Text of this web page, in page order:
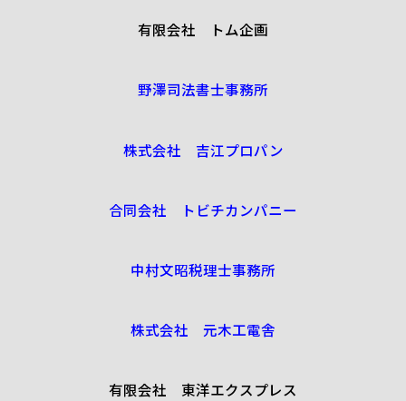
有限会社 トム企画
野澤司法書士事務所
株式会社 吉江プロパン
合同会社 トビチカンパニー
中村文昭税理士事務所
株式会社 元木工電舎
有限会社 東洋エクスプレス